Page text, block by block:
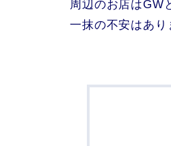
周辺のお店はGW
一抹の不安はあり